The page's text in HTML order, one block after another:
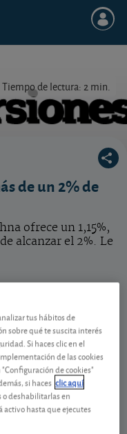
Tiempo de lectura: 2 min.
de un 2% de
ofrece un 1,15%,
alcanzar el 2%. Le
la mutualidad de
y químicos, hna
el AhorraPlan, un
vista, que ofrece
a ese plazo y se
30 de junio entre
tus hábitos de
sobre qué te suscita interés
Si haces clic en el
de las cookies
de cookies"
si haces clic aquí
o deshabilitarlas en
hasta que ejecutes